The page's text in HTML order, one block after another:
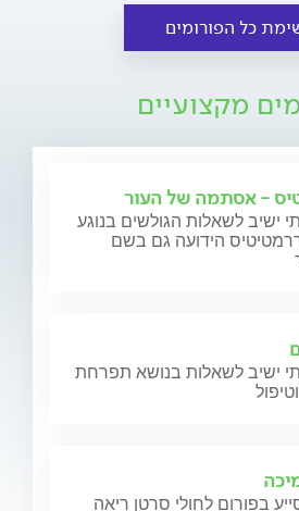
כל הפורומים
מקצועיים
- אסתמה של העור
ישיב לשאלות הגולשים בנוגע
הידועה גם בשם
ישיב לשאלות בנושא תפרחת
בפורום לחולי סרטן ריאה